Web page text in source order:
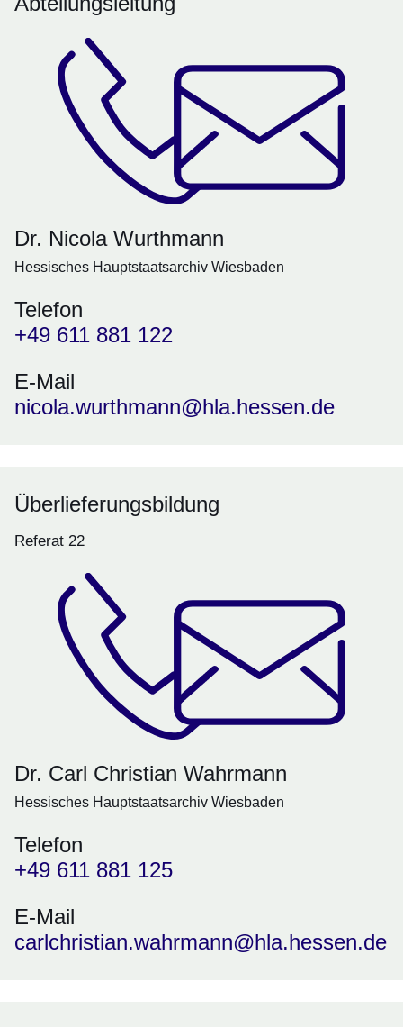
Dr. Nicola Wurthmann
Hessisches Hauptstaatsarchiv Wiesbaden
Telefon
+49 611 881 122
E-Mail
nicola.wurthmann@hla.hessen.de
Überlieferungsbildung
Referat 22
Dr. Carl Christian Wahrmann
Hessisches Hauptstaatsarchiv Wiesbaden
Telefon
+49 611 881 125
E-Mail
carlchristian.wahrmann@hla.hessen.de